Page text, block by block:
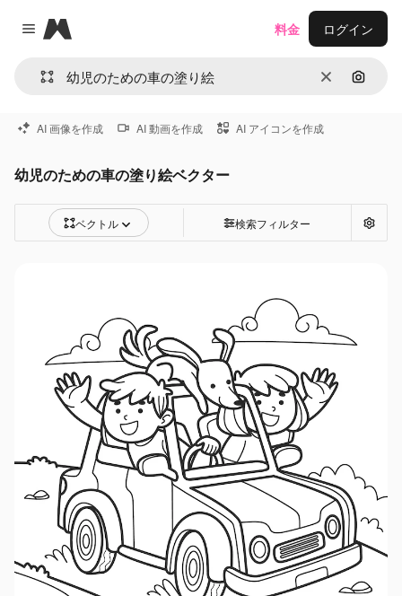
Close menu
Magnific
消去 画像で
料金 ログイン
AI 画像を作成 AI 動画を作成 AI アイコンを作成
幼児のための車の塗り絵ベクター
ベクトル 検索フィルター